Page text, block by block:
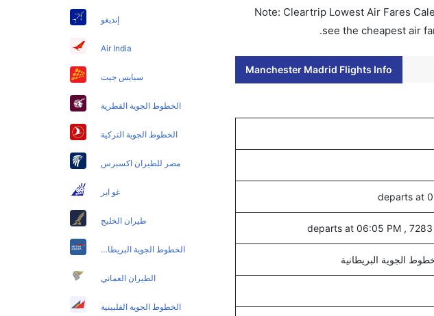
Note: Cleartrip Lowest Air Fares
see the cheapest air
Manchester Madrid Flights Info
إنديغو
Air India
سبايس جيت
الخطوط الجوية القطرية
الخطوط الجوية التركية
مصر للطيران اكسبرس
غو اير
طيران الخليج
الخطوط الجوية البريطانية
الطيران العماني
الخطوط الجوية الفلبينية